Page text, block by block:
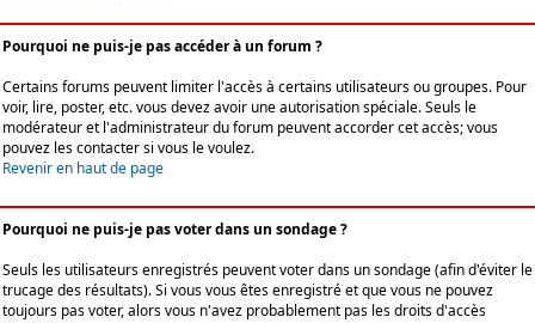
Pourquoi ne puis-je pas accéder à un forum ?
Certains forums peuvent limiter l'accès à certains utilisateurs ou groupes. Pour
voir, lire, poster, etc. vous devez avoir une autorisation spéciale. Seuls le
modérateur et l'administrateur du forum peuvent accorder cet accès; vous
pouvez les contacter si vous le voulez.
Revenir en haut de page
Pourquoi ne puis-je pas voter dans un sondage ?
Seuls les utilisateurs enregistrés peuvent voter dans un sondage (afin d'éviter le
trucage des résultats). Si vous vous êtes enregistré et que vous ne pouvez
toujours pas voter, alors vous n'avez probablement pas les droits d'accès